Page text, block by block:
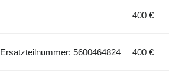
400 €
Ersatzteilnummer: 5600464824 400 €